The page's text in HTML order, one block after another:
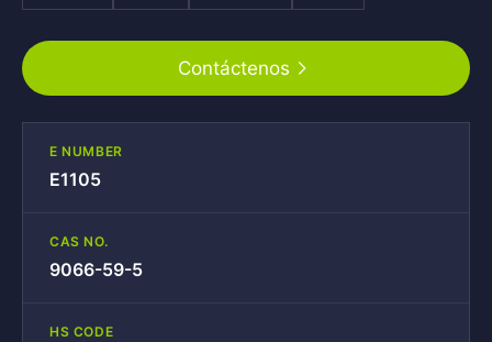
Contáctenos
E NUMBER
E1105
CAS NO.
9066-59-5
HS CODE